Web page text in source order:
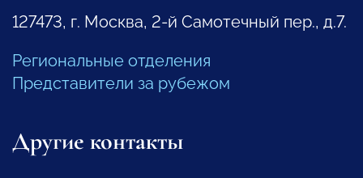
127473, г. Москва, 2-й Самотечный пер., д.7.
Региональные отделения
Представители за рубежом
Другие контакты